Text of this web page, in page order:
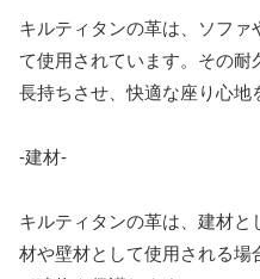
キルティタンの革は、ソファ
て使用されています。その耐
長持ちさせ、快適な座り心地
-建材-
キルティタンの革は、建材
材や壁材として使用される場